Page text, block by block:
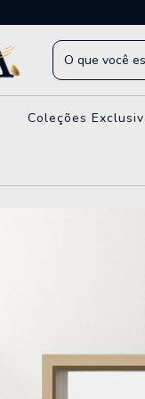
Coleções